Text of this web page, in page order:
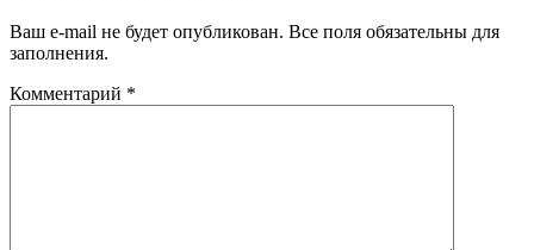
Ваш e-mail не будет опубликован. Все поля обязательны для
заполнения.
Комментарий *